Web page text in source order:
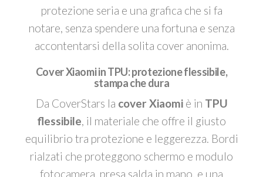
protezione seria e una grafica che si fa
notare, senza spendere una fortuna e senza
accontentarsi della solita cover anonima.
Cover Xiaomi in TPU: protezione flessibile,
stampa che dura
Da CoverStars la cover Xiaomiè in TPU
flessibile, il materiale che offre il giusto
equilibrio tra protezione e leggerezza. Bordi
rialzati che proteggono schermo e modulo
fotocamera, presa salda in mano, e una